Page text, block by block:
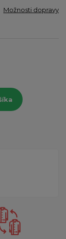
Možnosti dopravy